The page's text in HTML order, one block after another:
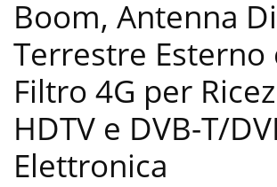
Boom, Antenna
Terrestre Esterno
Filtro 4G per
HDTV e DVB-T/
Elettronica